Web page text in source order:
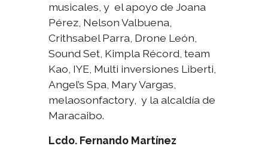
musicales, y el apoyo de Joana
Pérez, Nelson Valbuena,
Crithsabel Parra, Drone León,
Sound Set, Kimpla Récord, team
Kao, IYE, Multi inversiones Liberti,
Angel’s Spa, Mary Vargas,
melaosonfactory, y la alcaldía de
Maracaibo.
Lcdo. Fernando Martínez